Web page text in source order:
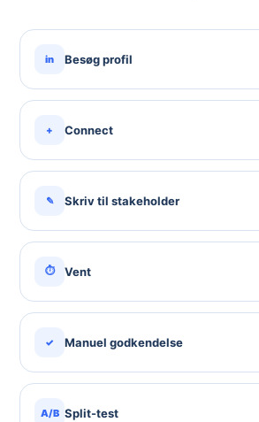
in Besøg profil
+ Connect
✎ Skriv til stakeholder
⏱ Vent
✓ Manuel godkendelse
A/B Split-test